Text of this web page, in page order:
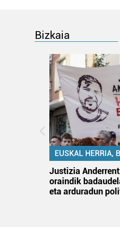
Bizkaia
EUSKAL HERRIA,
Justizia
oraindik
eta arduradun